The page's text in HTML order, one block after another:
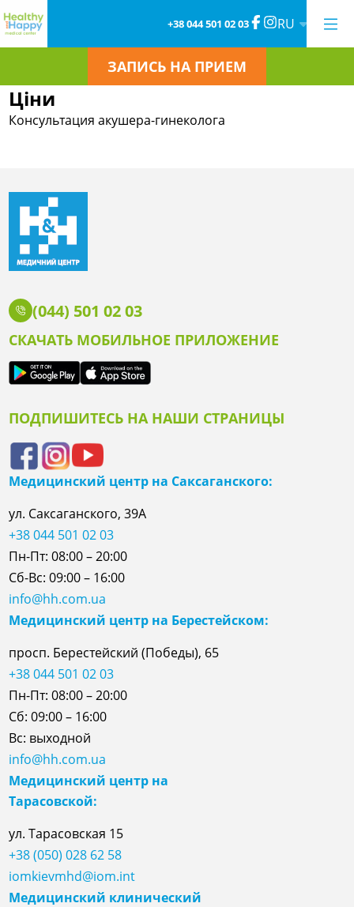
+38 044 501 02 03 RU
ЗАПИСЬ НА ПРИЕМ
Ціни
Консультация акушера-гинеколога
(044) 501 02 03
СКАЧАТЬ МОБИЛЬНОЕ ПРИЛОЖЕНИЕ
ПОДПИШИТЕСЬ НА НАШИ СТРАНИЦЫ
Медицинский центр на Саксаганского:
ул. Саксаганского, 39А
+38 044 501 02 03
Пн-Пт: 08:00 – 20:00
Сб-Вс: 09:00 – 16:00
info@hh.com.ua
Медицинский центр на Берестейском:
просп. Берестейский (Победы), 65
+38 044 501 02 03
Пн-Пт: 08:00 – 20:00
Сб: 09:00 – 16:00
Вс: выходной
info@hh.com.ua
Медицинский центр на
Тарасовской:
ул.Тарасовская 15
+38 (050) 028 62 58
iomkievmhd@iom.int
Медицинский клинический